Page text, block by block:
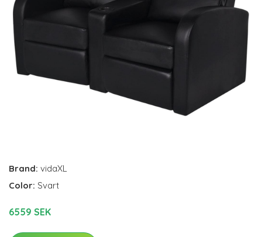
Brand: vidaXL
Color: Svart
6559 SEK